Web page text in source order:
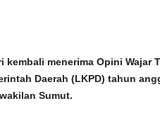
menerima Opini Wajar
Daerah (LKPD) tahun
Sumut.